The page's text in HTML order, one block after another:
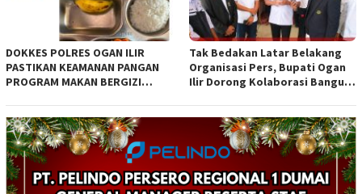
DOKKES POLRES OGAN ILIR
PASTIKAN KEAMANAN PANGAN
PROGRAM MAKAN BERGIZI
Tak Bedakan Latar Belakang
Organisasi Pers, Bupati Ogan
Ilir Dorong Kolaborasi Bangun